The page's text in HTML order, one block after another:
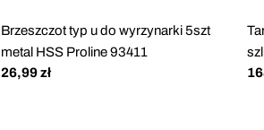
Brzeszczot typ u do wyrzynarki 5szt
metal HSS Proline 93411
Cena
26,99 zł